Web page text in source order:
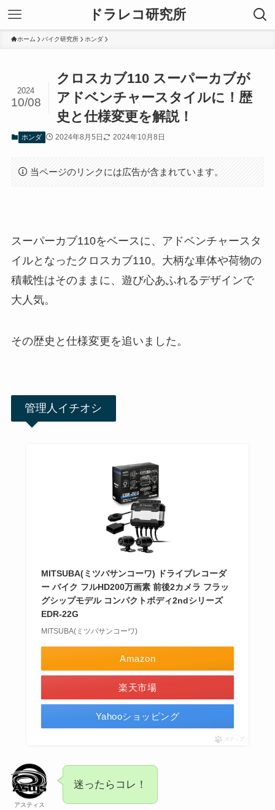
ドラレコ研究所
ホーム バイク研究所 ホンダ
クロスカブ110 スーパーカブが
アドベンチャースタイルに！歴
史と仕様変更を解説！
2024
10/08
ホンダ 2024年8月5日 2024年10月8日
当ページのリンクには広告が含まれています。
スーパーカブ110をベースに、アドベンチャースタ
イルとなったクロスカブ110。大柄な車体や荷物の
積載性はそのままに、遊び心あふれるデザインで
大人気。
その歴史と仕様変更を追いました。
管理人イチオシ
MITSUBA(ミツバサンコーワ) ドライブレコーダ
ー バイク フルHD200万画素 前後2カメラ フラッ
グシップモデル コンパクトボディ2ndシリーズ
EDR-22G
MITSUBA(ミツバサンコーワ)
Amazon
楽天市場
Yahooショッピング
ポチップ
アスティス
迷ったらコレ！